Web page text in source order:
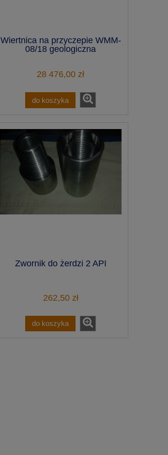
Wiertnica na przyczepie WMM-
08/18 geologiczna
28 476,00 zł
do koszyka
Zwornik do żerdzi 2 API
262,50 zł
do koszyka